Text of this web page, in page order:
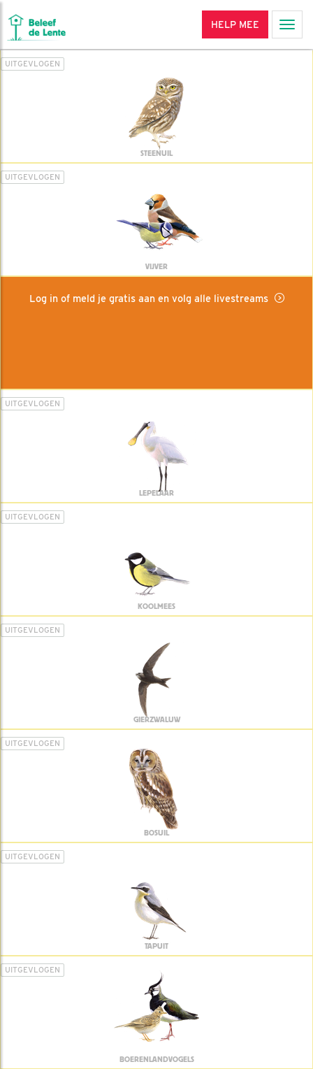
HELP MEE
UITGEVLOGEN
STEENUIL
UITGEVLOGEN
VIJVER
Log in of meld je gratis aan en volg alle livestreams
UITGEVLOGEN
LEPELAAR
UITGEVLOGEN
KOOLMEES
UITGEVLOGEN
GIERZWALUW
UITGEVLOGEN
BOSUIL
UITGEVLOGEN
TAPUIT
UITGEVLOGEN
BOERENLANDVOGELS